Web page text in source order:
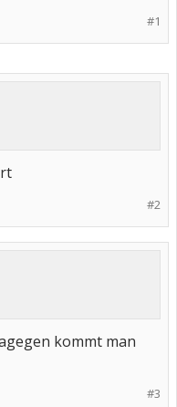
#1
#2
kommt man
#3